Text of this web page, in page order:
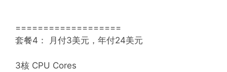
===================
套餐4： 月付3美元，年付24美元
3核 CPU Cores